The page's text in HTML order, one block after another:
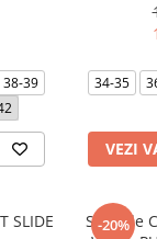
38-39
34-35
VEZI
SLIDE
-20%
Softride